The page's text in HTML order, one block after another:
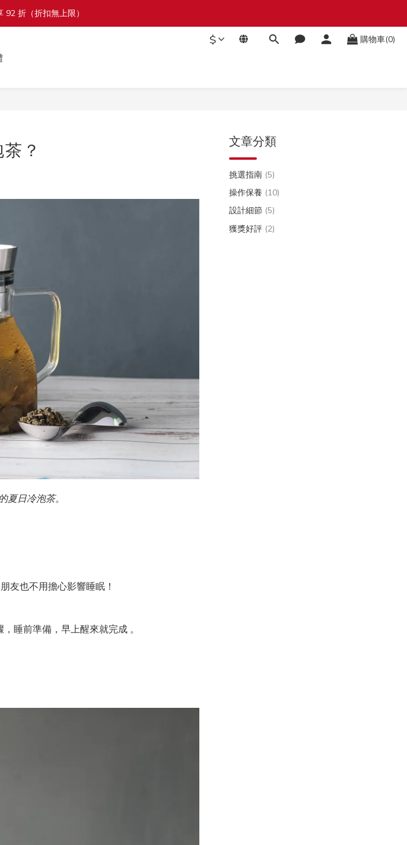
送 $100 購物金
送 $100 購物金
92 折（折扣無上限）
$ 購物車(0)
？
日冷泡茶。
友也不用擔心影響睡眠！
睡前準備，早上醒來就完成 。
文章分類
挑選指南 (5)
操作保養 (10)
設計細節 (5)
獲獎好評 (2)